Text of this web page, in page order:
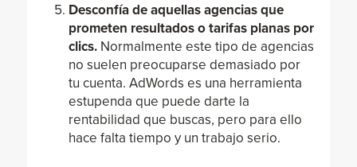
Desconfía de aquellas agencias que
prometen resultados o tarifas planas por
clics. Normalmente este tipo de agencias
no suelen preocuparse demasiado por
tu cuenta. AdWords es una herramienta
estupenda que puede darte la
rentabilidad que buscas, pero para ello
hace falta tiempo y un trabajo serio.